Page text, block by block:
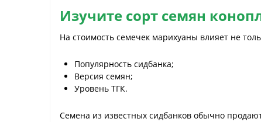
Изучите сорт семян
На стоимость семечек марихуаны влияет не
Популярность сидбанка;
Версия семян;
Уровень ТГК.
Семена из известных сидбанков обычно